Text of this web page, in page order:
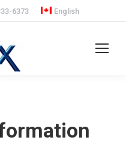
6373 English